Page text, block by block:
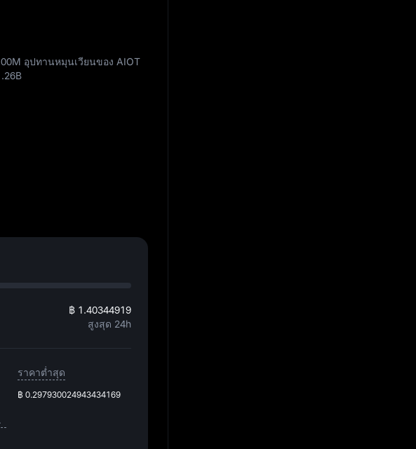
อุปทานหมุนเวียนของ AIOT
฿ 1.40344919
สูงสุด 24h
ราคาต่ำสุด
฿ 0.297930024943434169